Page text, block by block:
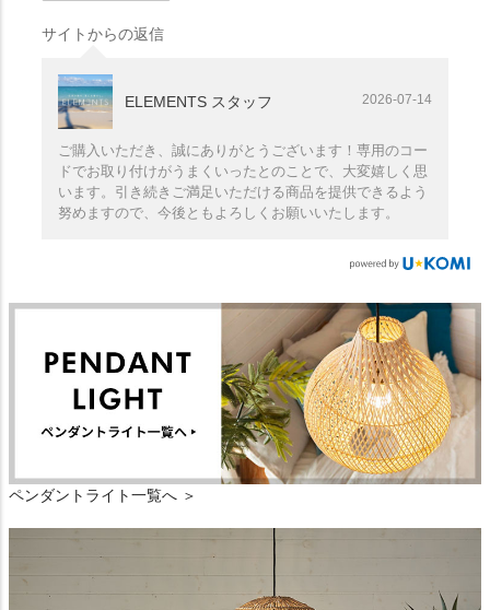
サイトからの返信
ELEMENTS スタッフ 2026-07-14
ご購入いただき、誠にありがとうございます！専用のコー
ドでお取り付けがうまくいったとのことで、大変嬉しく思
います。引き続きご満足いただける商品を提供できるよう
努めますので、今後ともよろしくお願いいたします。
ペンダントライト一覧へ ＞